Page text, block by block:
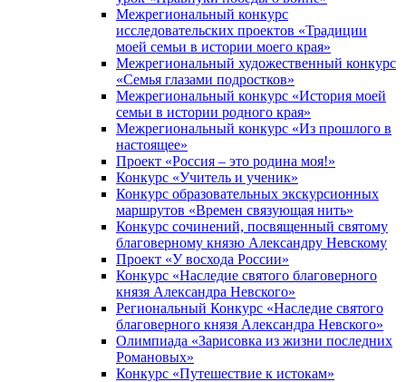
Межрегиональный конкурс
исследовательских проектов «Традиции
моей семьи в истории моего края»
Межрегиональный художественный конкурс
«Семья глазами подростков»
Межрегиональный конкурс «История моей
семьи в истории родного края»
Межрегиональный конкурс «Из прошлого в
настоящее»
Проект «Россия – это родина моя!»
Конкурс «Учитель и ученик»
Конкурс образовательных экскурсионных
маршрутов «Времен связующая нить»
Конкурс сочинений, посвященный святому
благоверному князю Александру Невскому
Проект «У восхода России»
Конкурс «Наследие святого благоверного
князя Александра Невского»
Региональный Конкурс «Наследие святого
благоверного князя Александра Невского»
Олимпиада «Зарисовка из жизни последних
Романовых»
Конкурс «Путешествие к истокам»